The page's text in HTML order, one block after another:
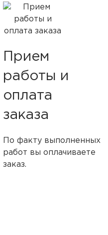
Прием
работы и
оплата
заказа
По факту выполненных
работ вы оплачиваете
заказ.